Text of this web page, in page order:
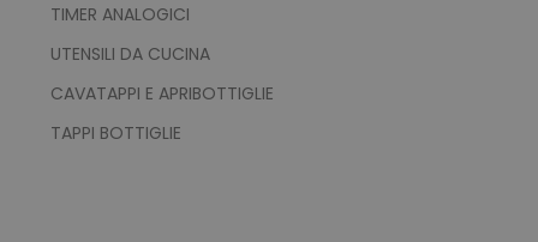
TIMER ANALOGICI
UTENSILI DA CUCINA
CAVATAPPI E APRIBOTTIGLIE
TAPPI BOTTIGLIE
mage-cache-storage